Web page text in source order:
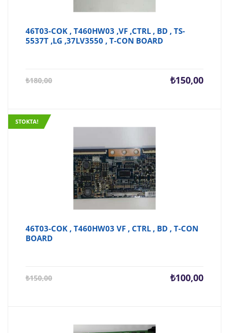
46T03-COK , T460HW03 ,VF ,CTRL , BD , TS-
5537T ,LG ,37LV3550 , T-CON BOARD
₺180,00 ₺150,00
Şu
STOKTA!
46T03-COK , T460HW03 VF , CTRL , BD , T-CON
BOARD
₺150,00 ₺100,00
Şu